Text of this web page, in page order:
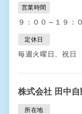
営業時間
９：００～１９：
定休日
毎週火曜日、祝日
株式会社 田中自
所在地